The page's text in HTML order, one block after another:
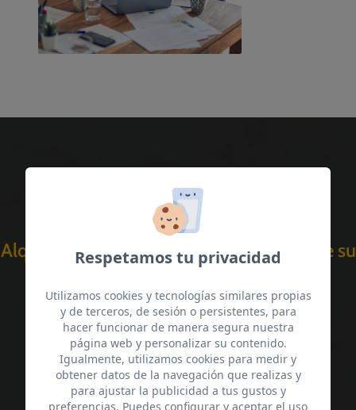
Respetamos tu privacidad
Utilizamos cookies y tecnologías similares propias
y de terceros, de sesión o persistentes, para
hacer funcionar de manera segura nuestra
página web y personalizar su contenido.
Igualmente, utilizamos cookies para medir y
obtener datos de la navegación que realizas y
para ajustar la publicidad a tus gustos y
preferencias. Puedes configurar y aceptar el uso
Gestión integral
Alquila tu propiedad y despreocúpate de su
¡Nosotros nos encargamos!
¡Gestionar mi alquiler!